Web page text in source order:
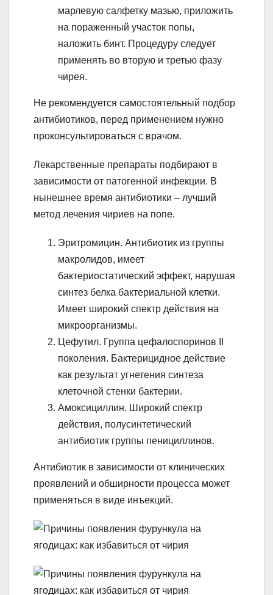
марлевую салфетку мазью, приложить
на пораженный участок попы,
наложить бинт. Процедуру следует
применять во вторую и третью фазу
чирея.
Не рекомендуется самостоятельный подбор
антибиотиков, перед применением нужно
проконсультироваться с врачом.
Лекарственные препараты подбирают в
зависимости от патогенной инфекции. В
нынешнее время антибиотики – лучший
метод лечения чириев на попе.
Эритромицин. Антибиотик из группы
макролидов, имеет
бактериостатический эффект, нарушая
синтез белка бактериальной клетки.
Имеет широкий спектр действия на
микроорганизмы.
Цефутил. Группа цефалоспоринов II
поколения. Бактерицидное действие
как результат угнетения синтеза
клеточной стенки бактерии.
Амоксициллин. Широкий спектр
действия, полусинтетический
антибиотик группы пенициллинов.
Антибиотик в зависимости от клинических
проявлений и обширности процесса может
применяться в виде инъекций.